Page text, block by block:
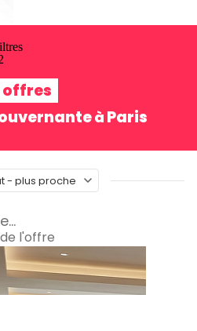
offres
à Paris
l'offre